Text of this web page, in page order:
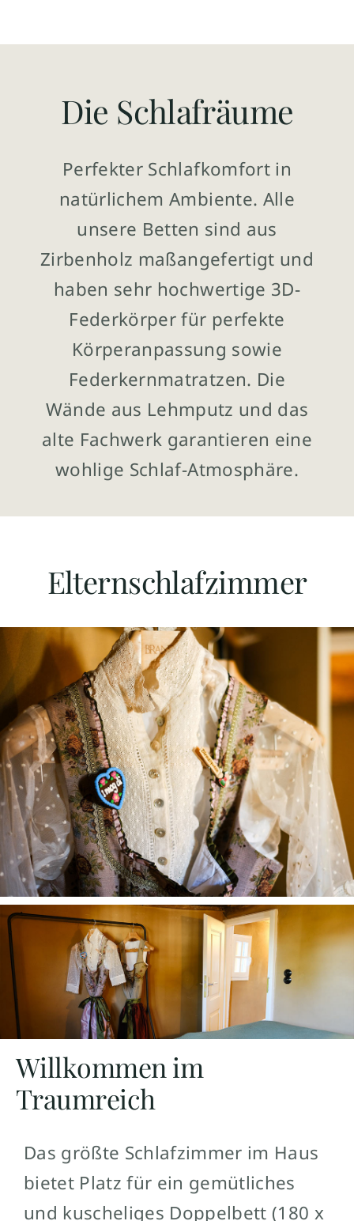
Die Schlafräume
Perfekter Schlafkomfort in
natürlichem Ambiente. Alle
unsere Betten sind aus
Zirbenholz maßangefertigt und
haben sehr hochwertige 3D-
Federkörper für perfekte
Körperanpassung sowie
Federkernmatratzen. Die
Wände aus Lehmputz und das
alte Fachwerk garantieren eine
wohlige Schlaf-Atmosphäre.
Elternschlafzimmer
Willkommen im
Traumreich
Das größte Schlafzimmer im Haus
bietet Platz für ein gemütliches
und kuscheliges Doppelbett (180 x